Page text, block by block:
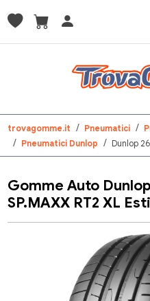
trovagomme.it Pneumatici
Pneumatici Dunlop
Dunlop
Gomme Auto
SP.MAXX RT2 XL